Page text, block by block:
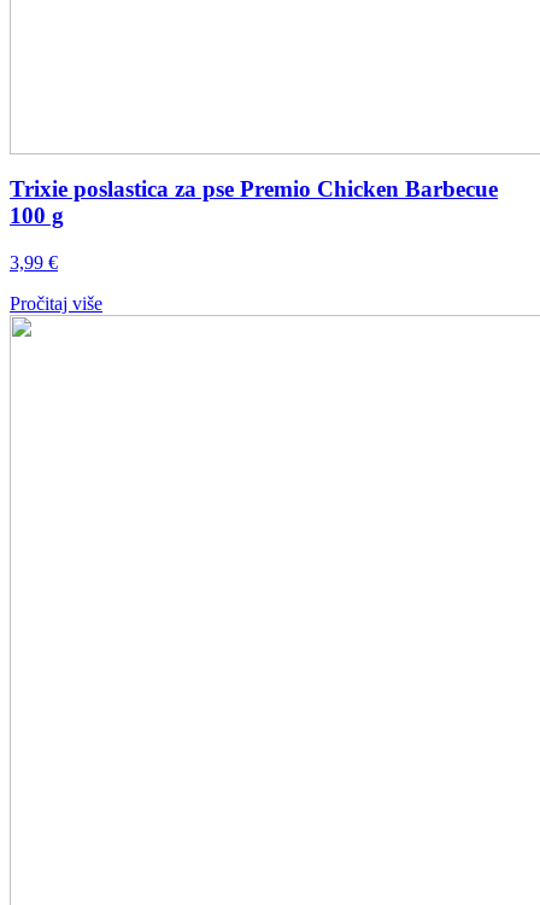
Trixie poslastica za pse Premio Chicken Barbecue
100 g
3,99 €
Pročitaj više